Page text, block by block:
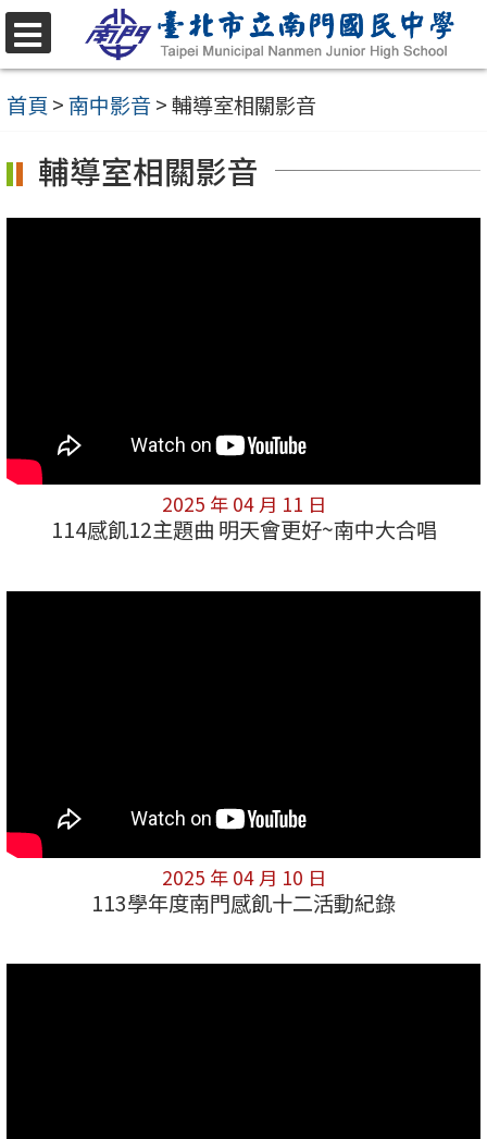
跳
至
主
內
選
單
首頁 >南中影音 >輔導室相關影音
輔導室相關影音
2025 年 04 月 11 日
114感飢12主題曲 明天會更好~南中大合唱
2025 年 04 月 10 日
113學年度南門感飢十二活動紀錄